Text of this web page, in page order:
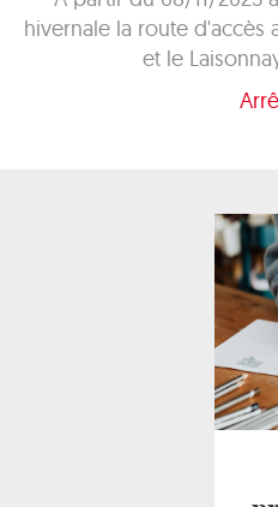
hivernale la route d'accès
et le